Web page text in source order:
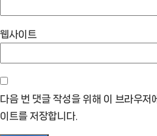
웹사이트
다음 번 댓글 작성을 위해 이 브라우저
이트를 저장합니다.